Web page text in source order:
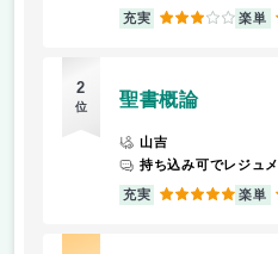
充実 3 楽単
2
位 聖書概論
山吉
持ち込み可でレジュ
充実 5 楽単